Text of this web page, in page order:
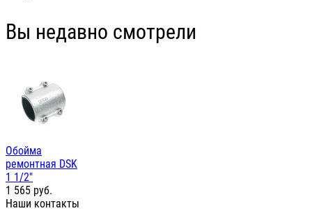
Вы недавно смотрели
Обойма
ремонтная DSK
1 1/2"
1 565 руб.
Наши контакты